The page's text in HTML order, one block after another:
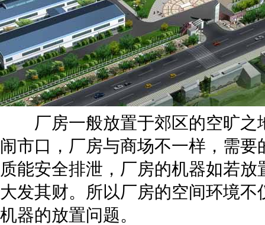
厂房一般放置于郊区的空旷之
闹市口，厂房与商场不一样，需
质能安全排泄，厂房的机器如若
大发其财。所以厂房的空间环境
机器的放置问题。